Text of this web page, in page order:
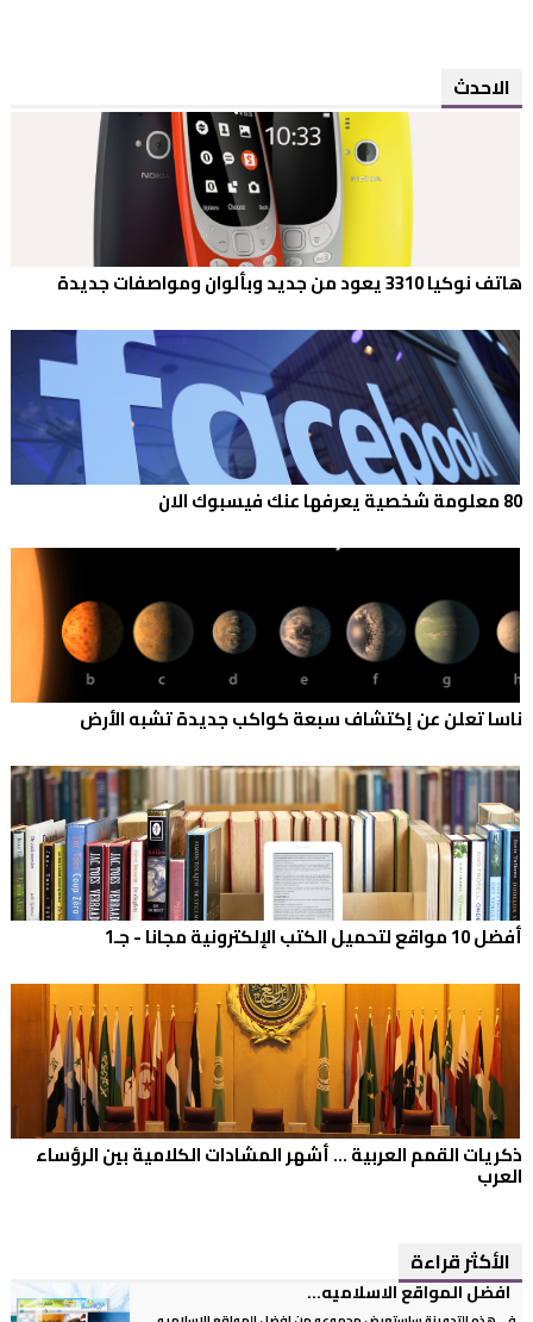
الاحدث
هاتف نوكيا 3310 يعود من جديد وبألوان ومواصفات جديدة
80 معلومة شخصية يعرفها عنك فيسبوك الان
ناسا تعلن عن إكتشاف سبعة كواكب جديدة تشبه الأرض
أفضل 10 مواقع لتحميل الكتب الإلكترونية مجانا - جـ1
ذكريات القمم العربية ... أشهر المشادات الكلامية بين الرؤساء
العرب
الأكثر قراءة
افضل المواقع الاسلاميه...